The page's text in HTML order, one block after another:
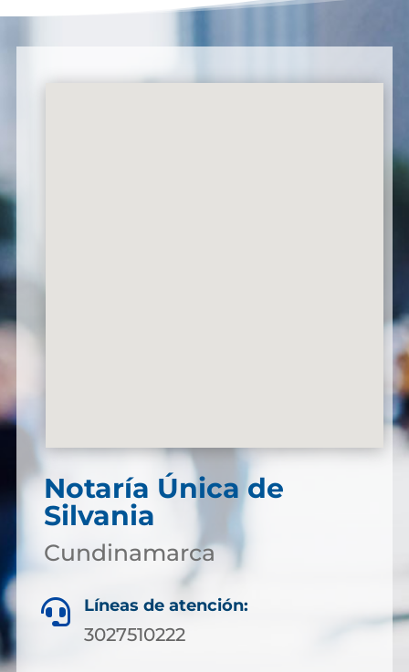
Notaría Única de
Silvania
Cundinamarca
 Líneas de atención:
3027510222